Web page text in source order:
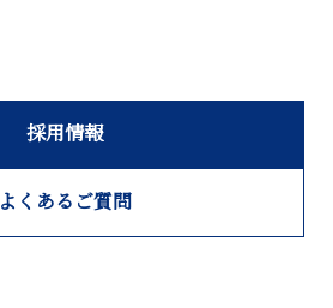
採用情報
よくあるご質問